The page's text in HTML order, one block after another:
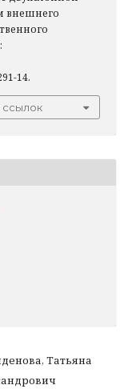
внешнего
14.
Татьяна